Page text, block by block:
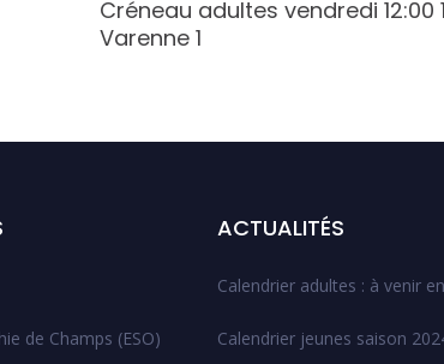
Créneau adultes vendredi 12:00
Varenne 1
de Champs (ESO)
ACTUALITÉS
Calendrier adultes : à venir
Calendrier jeunes saison